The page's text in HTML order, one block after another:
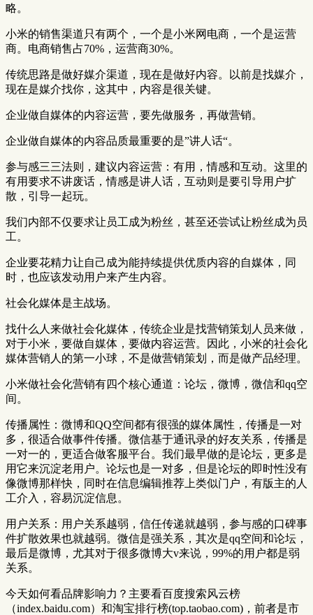
略。
小米的销售渠道只有两个，一个是小米网电商，一个是运营
商。电商销售占70%，运营商30%。
传统思路是做好媒介渠道，现在是做好内容。以前是找媒介，
现在是媒介找你，这其中，内容是很关键。
企业做自媒体的内容运营，要先做服务，再做营销。
企业做自媒体的内容品质最重要的是”讲人话“。
参与感三三法则，建议内容运营：有用，情感和互动。这里的
有用要求不讲废话，情感是讲人话，互动则是要引导用户扩
散，引导一起玩。
我们内部不仅要求让员工成为粉丝，甚至还尝试让粉丝成为员
工。
企业要花精力让自己成为能持续提供优质内容的自媒体，同
时，也应该发动用户来产生内容。
社会化媒体是主战场。
找什么人来做社会化媒体，传统企业是找营销策划人员来做，
对于小米，要做自媒体，要做内容运营。因此，小米的社会化
媒体营销人的第一小球，不是做营销策划，而是做产品经理。
小米做社会化营销有四个核心通道：论坛，微博，微信和qq空
间。
传播属性：微博和QQ空间都有很强的媒体属性，传播是一对
多，很适合做事件传播。微信基于通讯录的好友关系，传播是
一对一的，更适合做客服平台。我们最早做的是论坛，更多是
用它来沉淀老用户。论坛也是一对多，但是论坛的即时性没有
像微博那样快，同时在信息编辑推荐上类似门户，有版主的人
工介入，容易沉淀信息。
用户关系：用户关系越弱，信任传递就越弱，参与感的口碑事
件扩散效果也就越弱。微信是强关系，其次是qq空间和论坛，
最后是微博，尤其对于很多微博大v来说，99%的用户都是弱
关系。
今天如何看品牌影响力？主要看百度搜索风云榜
（index.baidu.com）和淘宝排行榜(top.taobao.com)，前者是市